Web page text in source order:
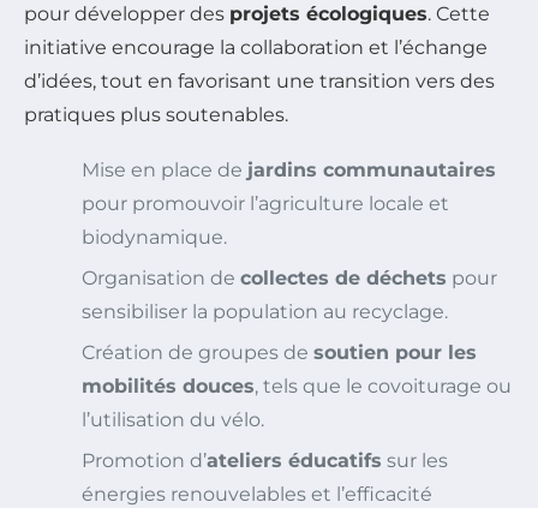
pour développer des projets écologiques. Cette
initiative encourage la collaboration et l’échange
d’idées, tout en favorisant une transition vers des
pratiques plus soutenables.
Mise en place de jardins communautaires
pour promouvoir l’agriculture locale et
biodynamique.
Organisation de collectes de déchets pour
sensibiliser la population au recyclage.
Création de groupes de soutien pour les
mobilités douces, tels que le covoiturage ou
l’utilisation du vélo.
Promotion d’ateliers éducatifs sur les
énergies renouvelables et l’efficacité